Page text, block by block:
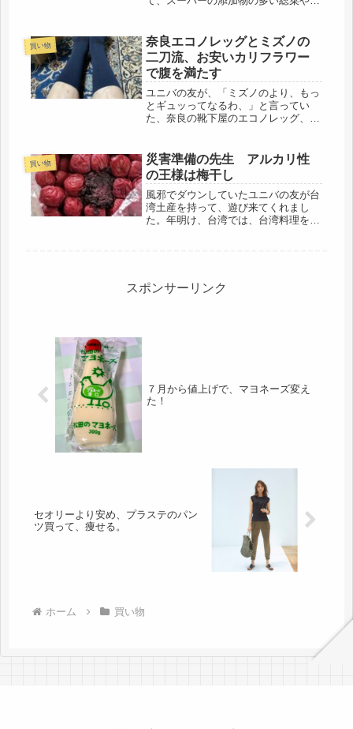
残りわずかになったので。このまま、
家に居て、歩けなくなったら大変。こ
う...
買い物
奈良エコノレッグとミズノの
二刀流、お安いカリフラワー
で腹を満たす
ユニバの友が、「ミズノのより、もっ
とギュッってなるわ、」と言ってい
た、奈良の靴下屋のエコノレッグ、そ
した。↑ユニバの友の推し、奈良エコ
ノレッグユニバの友は、専業主婦だけ
ど、...
買い物
災害準備の先生 アルカリ性
の王様は梅干し
風邪でダウンしていたユニバの友が台
湾土産を持って、遊び来てくれまし
た。年明け、台湾では、台湾料理を食
に移...
スポンサーリンク
７月から値上げで、マヨネーズ変え
た！
セオリーより安め、プラステのパン
ツ買って、痩せる。
ホーム 買い物